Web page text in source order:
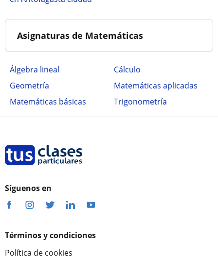
Asignaturas de Matemáticas
Álgebra lineal
Cálculo
Geometría
Matemáticas aplicadas
Matemáticas básicas
Trigonometría
Síguenos en
Términos y condiciones
Política de cookies